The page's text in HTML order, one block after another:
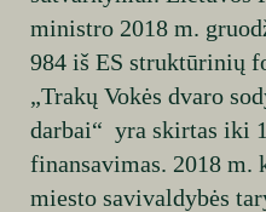
ministro 2018 m.
984 iš ES struktūrinių
„Trakų Vokės dvaro
darbai“ yra skirtas iki
finansavimas. 2018 m.
miesto savivaldybės